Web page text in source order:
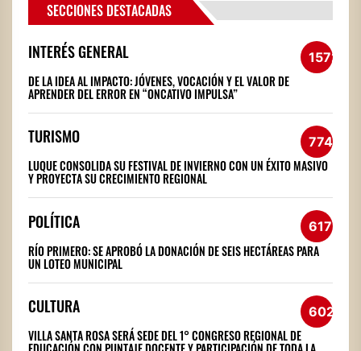
SECCIONES DESTACADAS
INTERÉS GENERAL 1572
DE LA IDEA AL IMPACTO: JÓVENES, VOCACIÓN Y EL VALOR DE
APRENDER DEL ERROR EN “ONCATIVO IMPULSA”
TURISMO 774
LUQUE CONSOLIDA SU FESTIVAL DE INVIERNO CON UN ÉXITO MASIVO
Y PROYECTA SU CRECIMIENTO REGIONAL
POLÍTICA 617
RÍO PRIMERO: SE APROBÓ LA DONACIÓN DE SEIS HECTÁREAS PARA
UN LOTEO MUNICIPAL
CULTURA 602
VILLA SANTA ROSA SERÁ SEDE DEL 1° CONGRESO REGIONAL DE